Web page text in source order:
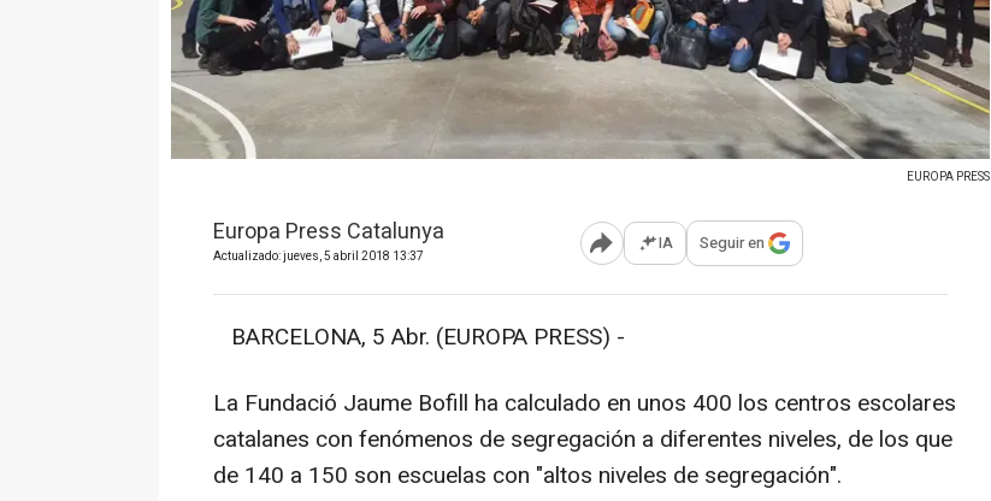
EUROPA PRESS
Europa Press Catalunya
Actualizado: jueves, 5 abril 2018 13:37 Abrir opciones para compartir
IA Seguir en
BARCELONA, 5 Abr. (EUROPA PRESS) -
La Fundació Jaume Bofill ha calculado en unos 400 los centros escolares
catalanes con fenómenos de segregación a diferentes niveles, de los que
de 140 a 150 son escuelas con "altos niveles de segregación".